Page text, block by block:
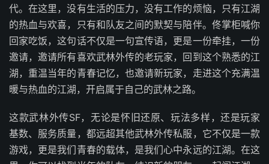
代。在这里，没有生活的压力，没有工作的烦恼，只有江湖
的热血与欢喜，只有和队友之间的默契与陪伴。佟掌柜喊你
回家吃饭，这句话不仅是一句宣传语，更是一份牵挂，一份
邀请，邀请所有喜欢武林外传的老玩家，回到这个熟悉的江
湖，重温当年的青春记忆，也邀请新玩家，走进这个充满温
暖与热血的江湖，开启属于自己的武林之路。
这款武林外传SF，无论是怀旧还原、玩法多样，还是玩家
基数、服务质量，都远超其他武林外传私服，它不仅是一款
游戏，更是我们青春的载体，是我们心中永远的江湖。在这